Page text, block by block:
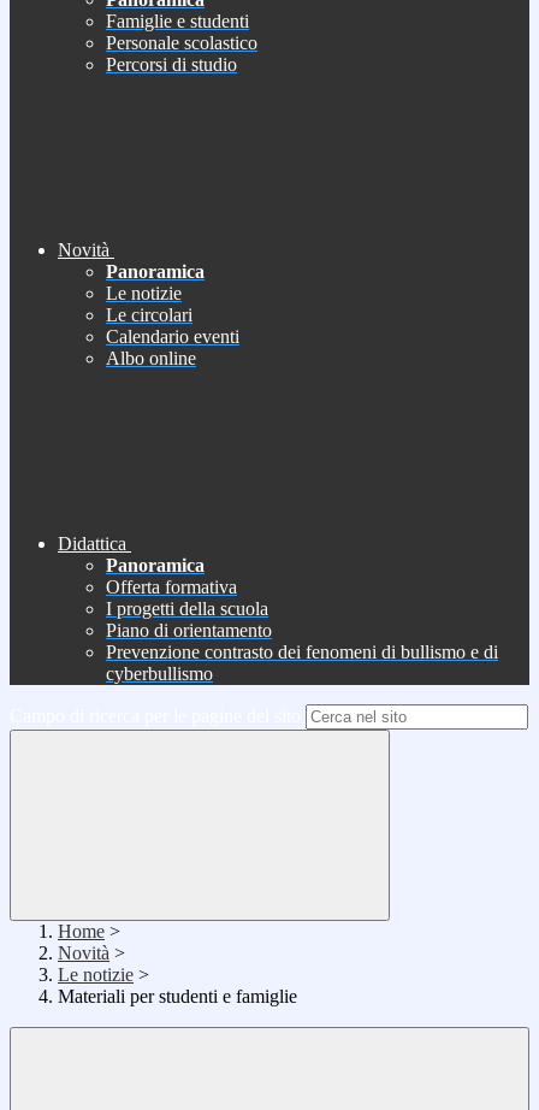
Famiglie e studenti
Personale scolastico
Percorsi di studio
Novità
Panoramica
Le notizie
Le circolari
Calendario eventi
Albo online
Didattica
Panoramica
Offerta formativa
I progetti della scuola
Piano di orientamento
Prevenzione contrasto dei fenomeni di bullismo e di
cyberbullismo
Home >
Novità >
Le notizie >
Materiali per studenti e famiglie